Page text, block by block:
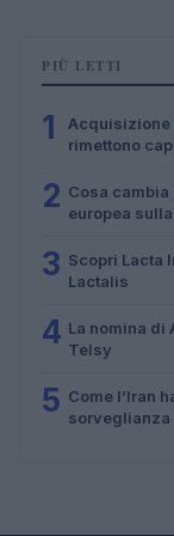
PIÙ LETTI
1
Acquisizione
rimettono
2 Cosa
europea
3 Scopri Lacta
Lactalis
4 La nomina di
Telsy
5 Come l’Iran